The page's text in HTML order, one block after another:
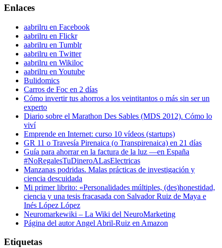
Enlaces
aabrilru en Facebook
aabrilru en Flickr
aabrilru en Tumblr
aabrilru en Twitter
aabrilru en Wikiloc
aabrilru en Youtube
Bulidomics
Carros de Foc en 2 días
Cómo invertir tus ahorros a los veintitantos o más sin ser un
experto
Diario sobre el Marathon Des Sables (MDS 2012). Cómo lo
viví
Emprende en Internet: curso 10 vídeos (startups)
GR 11 o Travesía Pirenaica (o Transpirenaica) en 21 días
Guía para ahorrar en la factura de la luz —en España
#NoRegalesTuDineroALasElectricas
Manzanas podridas. Malas prácticas de investigación y
ciencia descuidada
Mi primer librito: «Personalidades múltiples, (des)honestidad,
ciencia y una tesis fracasada con Salvador Ruiz de Maya e
Inés López López
Neuromarkewiki – La Wiki del NeuroMarketing
Página del autor Angel Abril-Ruiz en Amazon
Etiquetas